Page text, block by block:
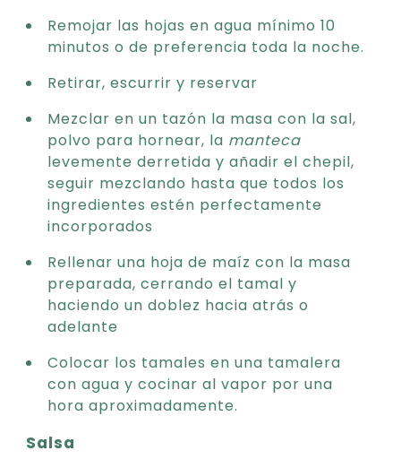
Remojar las hojas en agua mínimo 10
minutos o de preferencia toda la noche.
Retirar, escurrir y reservar
Mezclar en un tazón la masa con la sal,
polvo para hornear, la manteca
levemente derretida y añadir el chepil,
seguir mezclando hasta que todos los
ingredientes estén perfectamente
incorporados
Rellenar una hoja de maíz con la masa
preparada, cerrando el tamal y
haciendo un doblez hacia atrás o
adelante
Colocar los tamales en una tamalera
con agua y cocinar al vapor por una
hora aproximadamente.
Salsa